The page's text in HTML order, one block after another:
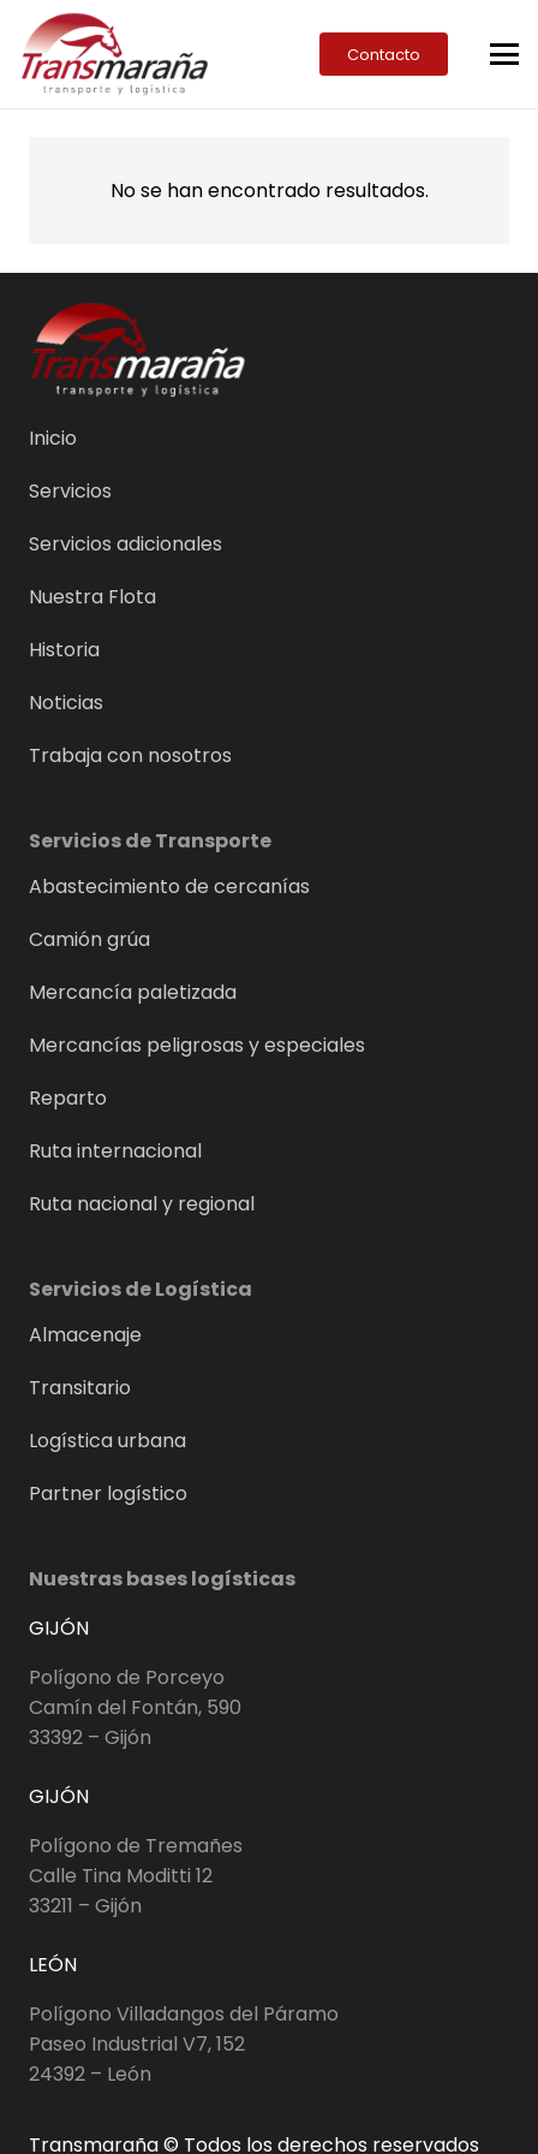
Contacto
No se han encontrado resultados.
Inicio
Servicios
Servicios adicionales
Nuestra Flota
Historia
Noticias
Trabaja con nosotros
Servicios de Transporte
Abastecimiento de cercanías
Camión grúa
Mercancía paletizada
Mercancías peligrosas y especiales
Reparto
Ruta internacional
Ruta nacional y regional
Servicios de Logística
Almacenaje
Transitario
Logística urbana
Partner logístico
Nuestras bases logísticas
GIJÓN
Polígono de Porceyo
Camín del Fontán, 590
33392 – Gijón
GIJÓN
Polígono de Tremañes
Calle Tina Moditti 12
33211 – Gijón
LEÓN
Polígono Villadangos del Páramo
Paseo Industrial V7, 152
24392 – León
Transmaraña © Todos los derechos reservados